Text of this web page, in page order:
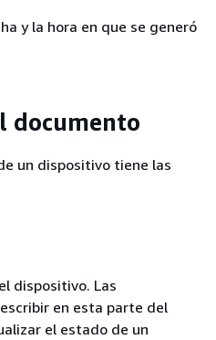
y la hora en que se generó
documento
un dispositivo tiene las
dispositivo. Las
en esta parte del
el estado de un